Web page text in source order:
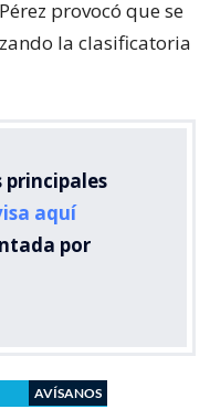
provocó que se
la clasificatoria
principales
aquí
por
AVÍSANOS